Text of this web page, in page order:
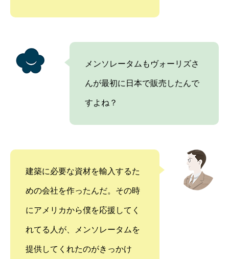
メンソレータムもヴォーリズさ
んが最初に日本で販売したんで
すよね？
建築に必要な資材を輸入するた
めの会社を作ったんだ。その時
にアメリカから僕を応援してく
れてる人が、メンソレータムを
提供してくれたのがきっかけ